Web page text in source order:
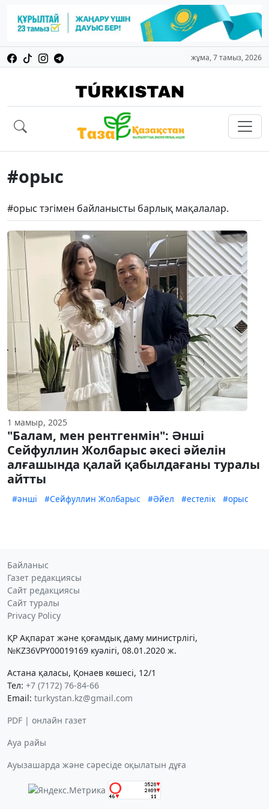
жұма, 7 тамыз, 2026
#орыс
#орыс тэгімен байланысты барлық мақалалар.
1 мамыр, 2025
"Балам, мен рентгенмін": Әнші
Сейфуллин Жолбарыс әкесі әйелін
алғашында қалай қабылдағаны туралы
айтты
#әнші #Сейфуллин Жолбарыс #Әйел #естелік #орыс
Байланыс
Газет редакциясы
Сайт редакциясы
Сайт туралы
Privacy Policy
ҚР Ақпарат және қоғамдық даму министрлігі,
№KZ36VPY00019169 куәлігі, 08.01.2020 ж.
Астана қаласы, Қонаев көшесі, 12/1
Тел: +7 (7172) 76-84-66
Email: turkystan.kz@gmail.com
PDF | онлайн газет
Ауа райы
Ауызашарда және сәресіде оқылатын дұға